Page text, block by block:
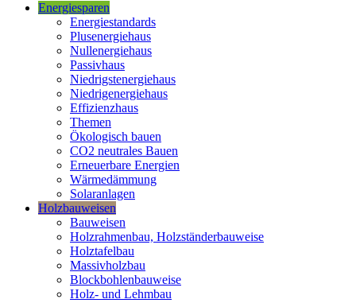
Energiesparen
Energiestandards
Plusenergiehaus
Nullenergiehaus
Passivhaus
Niedrigstenergiehaus
Niedrigenergiehaus
Effizienzhaus
Themen
Ökologisch bauen
CO2 neutrales Bauen
Erneuerbare Energien
Wärmedämmung
Solaranlagen
Holzbauweisen
Bauweisen
Holzrahmenbau, Holzständerbauweise
Holztafelbau
Massivholzbau
Blockbohlenbauweise
Holz- und Lehmbau